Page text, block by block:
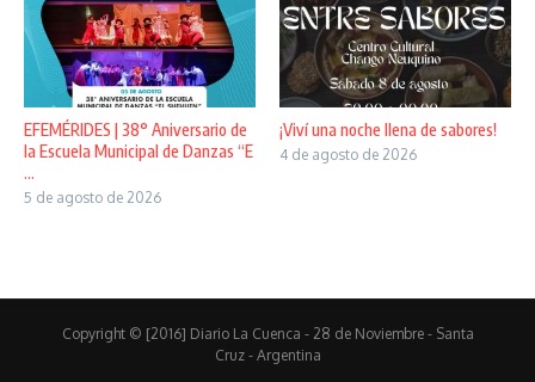
EFEMÉRIDES | 38° Aniversario de
la Escuela Municipal de Danzas “E
...
5 de agosto de 2026
¡Viví una noche llena de sabores!
4 de agosto de 2026
Copyright © [2016] Diario La Cuenca - 28 de Noviembre - Santa
Cruz - Argentina